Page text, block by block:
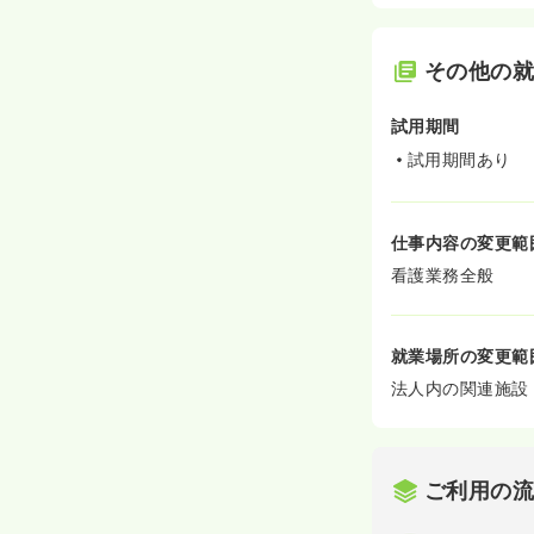
その他の
試用期間
試用期間あり
仕事内容の変更範
看護業務全般
就業場所の変更範
法人内の関連施設
ご利用の